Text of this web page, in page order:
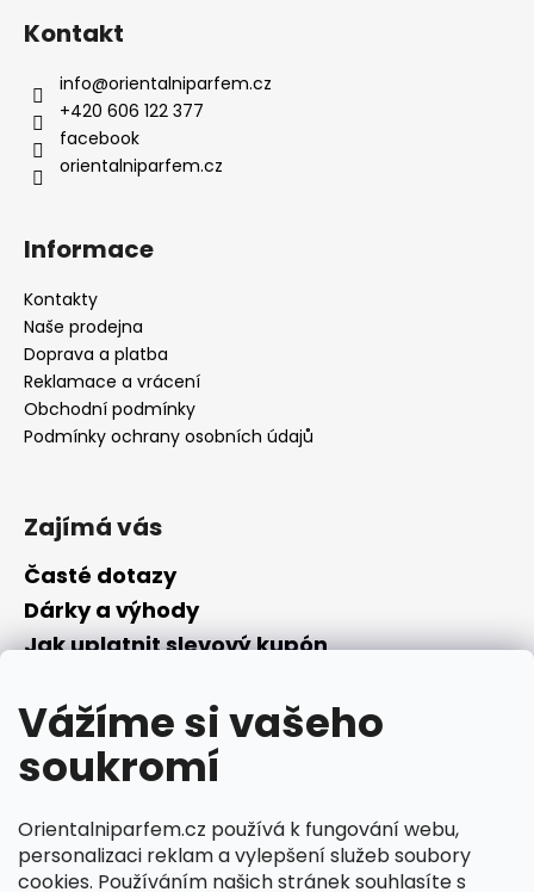
Vážíme si vašeho
soukromí
Orientalniparfem.cz používá k fungování webu,
personalizaci reklam a vylepšení služeb soubory
cookies. Používáním našich stránek souhlasíte s
Kontakt
info@orientalniparfem.cz
+420 606 122 377
facebook
orientalniparfem.cz
Informace
Kontakty
Naše prodejna
Doprava a platba
Reklamace a vrácení
Obchodní podmínky
Podmínky ochrany osobních údajů
Zajímá vás
Časté dotazy
Dárky a výhody
Jak uplatnit slevový kupón
Převodník parfémů
Parfémový slovníček
Facebook